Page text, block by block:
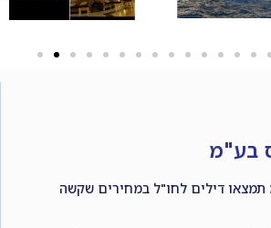
בע"מ
תמצאו דילים לחו"ל במחירים שקשה